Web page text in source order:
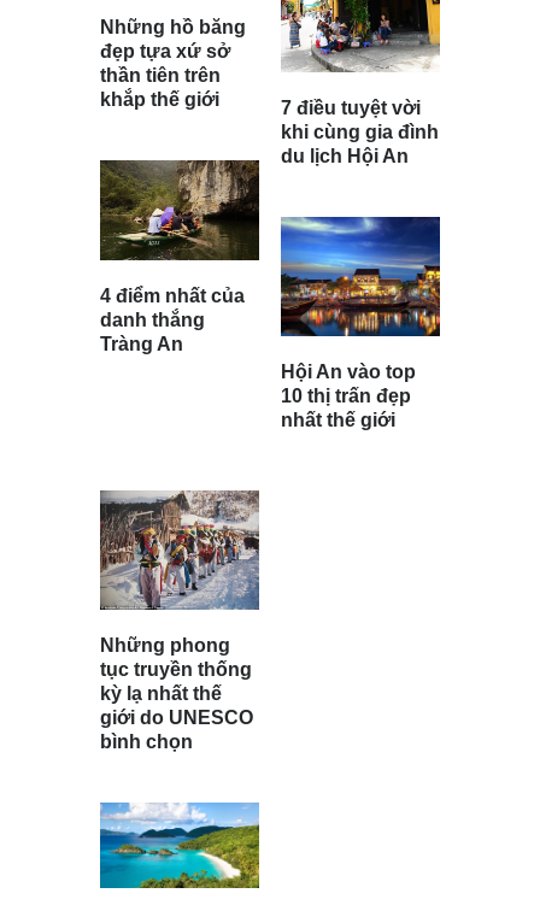
Những hồ băng
đẹp tựa xứ sở
thần tiên trên
khắp thế giới
4 điểm nhất của
danh thắng
Tràng An
7 điều tuyệt vời
khi cùng gia đình
du lịch Hội An
Hội An vào top
10 thị trấn đẹp
nhất thế giới
Những phong
tục truyền thống
kỳ lạ nhất thế
giới do UNESCO
bình chọn